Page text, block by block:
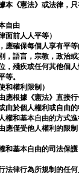
本《憲法》或法律，
自由
面前人人平等）
應確保每個人享有平
，語言，宗教，政治
，殘疾或任何其他個人
等。
和權利限制）
應根據《憲法》直接行
由於個人權利或自由
權和基本自由的方式進
應僅受他人權利的限
和基本自由的司法保
法律行為所規制的任